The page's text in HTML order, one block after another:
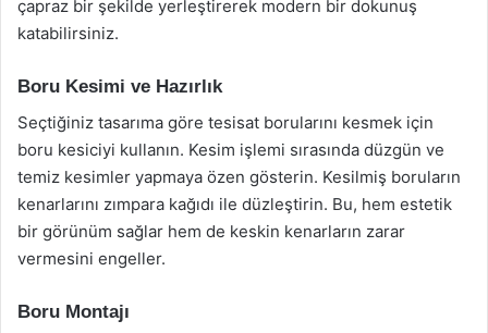
çapraz bir şekilde yerleştirerek modern bir dokunuş
katabilirsiniz.
Boru Kesimi ve Hazırlık
Seçtiğiniz tasarıma göre tesisat borularını kesmek için
boru kesiciyi kullanın. Kesim işlemi sırasında düzgün ve
temiz kesimler yapmaya özen gösterin. Kesilmiş boruların
kenarlarını zımpara kağıdı ile düzleştirin. Bu, hem estetik
bir görünüm sağlar hem de keskin kenarların zarar
vermesini engeller.
Boru Montajı